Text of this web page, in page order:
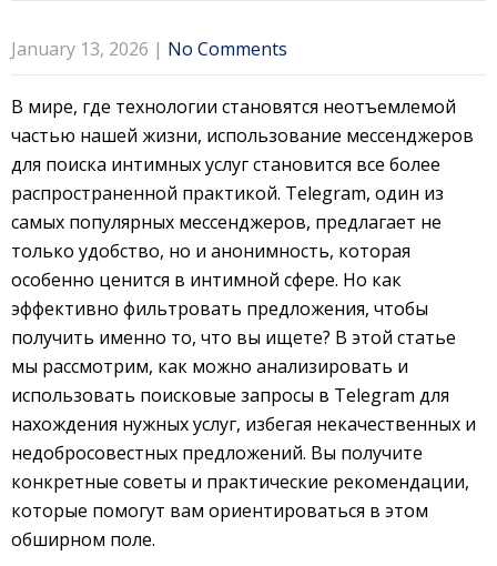
January 13, 2026 | No Comments
В мире, где технологии становятся неотъемлемой
частью нашей жизни, использование мессенджеров
для поиска интимных услуг становится все более
распространенной практикой. Telegram, один из
самых популярных мессенджеров, предлагает не
только удобство, но и анонимность, которая
особенно ценится в интимной сфере. Но как
эффективно фильтровать предложения, чтобы
получить именно то, что вы ищете? В этой статье
мы рассмотрим, как можно анализировать и
использовать поисковые запросы в Telegram для
нахождения нужных услуг, избегая некачественных и
недобросовестных предложений. Вы получите
конкретные советы и практические рекомендации,
которые помогут вам ориентироваться в этом
обширном поле.